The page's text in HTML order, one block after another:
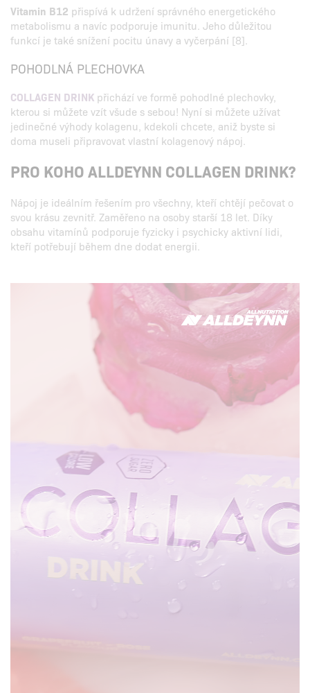
Vitamin B12 přispívá k udržení správného energetického
metabolismu a navíc podporuje imunitu. Jeho důležitou
funkcí je také snížení pocitu únavy a vyčerpání [8].
POHODLNÁ PLECHOVKA
COLLAGEN DRINK přichází ve formě pohodlné plechovky,
kterou si můžete vzít všude s sebou! Nyní si můžete užívat
jedinečné výhody kolagenu, kdekoli chcete, aniž byste si
doma museli připravovat vlastní kolagenový nápoj.
PRO KOHO ALLDEYNN COLLAGEN DRINK?
Nápoj je ideálním řešením pro všechny, kteří chtějí pečovat o
svou krásu zevnitř. Zaměřeno na osoby starší 18 let. Díky
obsahu vitamínů podporuje fyzicky i psychicky aktivní lidi,
kteří potřebují během dne dodat energii.